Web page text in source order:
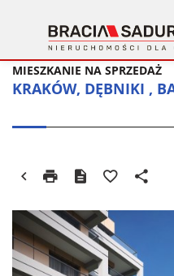
KRAKÓW, DĘBNIKI ,
MIESZKANIE NA SPRZEDAŻ